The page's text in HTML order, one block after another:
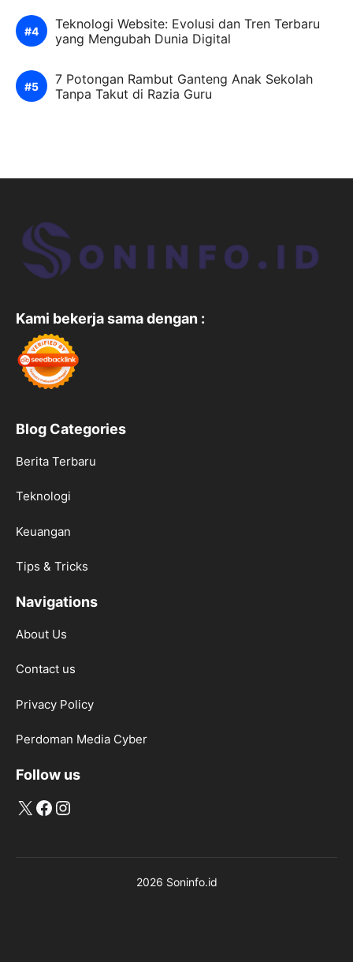
Teknologi Website: Evolusi dan Tren Terbaru
yang Mengubah Dunia Digital
7 Potongan Rambut Ganteng Anak Sekolah
Tanpa Takut di Razia Guru
Kami bekerja sama dengan :
Blog Categories
Berita Terbaru
Teknologi
Keuangan
Tips & Tricks
Navigations
About Us
Contact us
Privacy Policy
Perdoman Media Cyber
Follow us
X Facebook
Instagram
2026 Soninfo.id